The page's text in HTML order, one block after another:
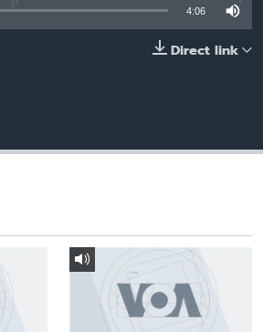
4:06
Direct link